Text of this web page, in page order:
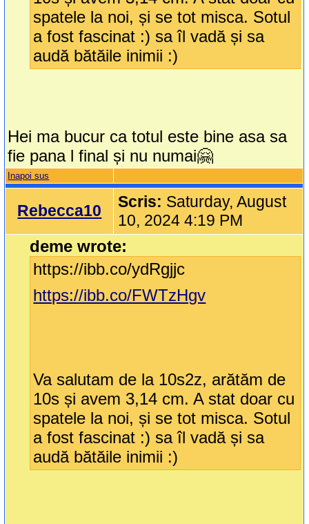
spatele la noi, și se tot misca. Sotul
a fost fascinat :) sa îl vadă și sa
audă bătăile inimii :)
Hei ma bucur ca totul este bine asa sa
fie pana l final și nu numai🤗
Inapoi sus
Rebecca10 Scris: Saturday, August
10, 2024 4:19 PM
deme wrote:
https://ibb.co/ydRgjjc
https://ibb.co/FWTzHgv
Va salutam de la 10s2z, arătăm de
10s și avem 3,14 cm. A stat doar cu
spatele la noi, și se tot misca. Sotul
a fost fascinat :) sa îl vadă și sa
audă bătăile inimii :)